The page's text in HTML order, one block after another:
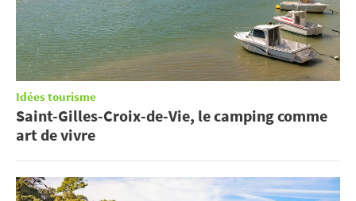
Idées tourisme
Saint-Gilles-Croix-de-Vie, le camping comme
art de vivre